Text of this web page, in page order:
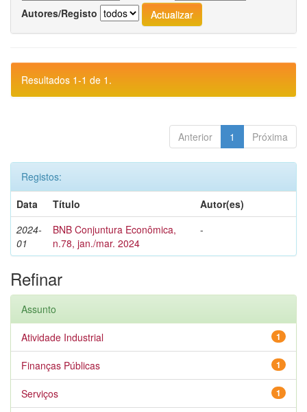
Autores/Registo
Resultados 1-1 de 1.
Anterior 1 Próxima
Registos:
Data
Título
Autor(es)
2024-
01
BNB Conjuntura Econômica,
n.78, jan./mar. 2024
-
Refinar
Assunto
1
Atividade Industrial
1
Finanças Públicas
1
Serviços